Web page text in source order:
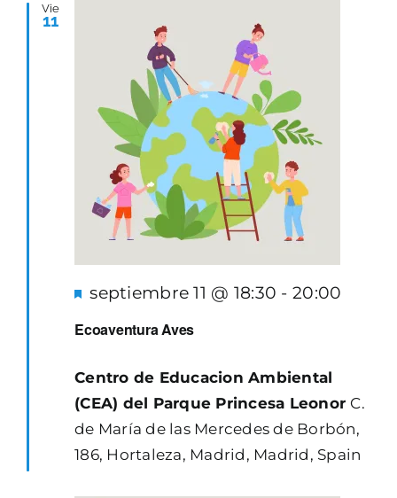
Vie
11
Ecoaventura Aves
Destacado
septiembre 11 @ 18:30 -20:00
Centro de Educacion Ambiental
(CEA) del Parque Princesa Leonor C.
de María de las Mercedes de Borbón,
186, Hortaleza, Madrid, Madrid, Spain